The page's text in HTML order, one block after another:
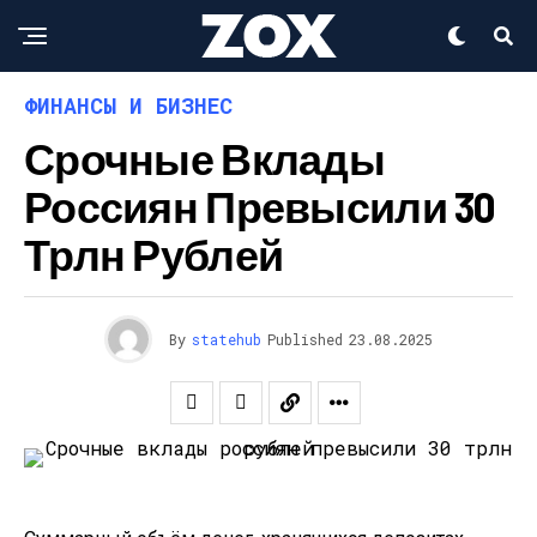
ФИНАНСЫ И БИЗНЕС
Срочные Вклады
Россиян Превысили 30
Трлн Рублей
By statehub Published 23.08.2025